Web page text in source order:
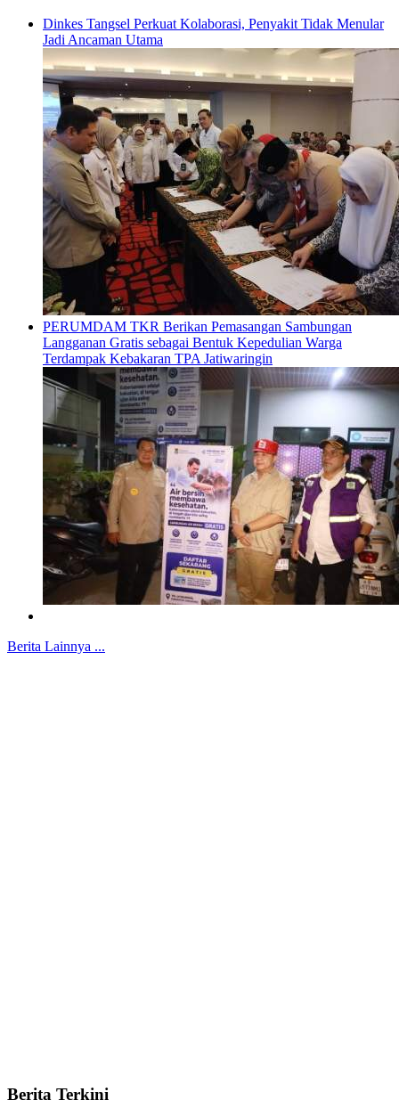
Dinkes Tangsel Perkuat Kolaborasi, Penyakit Tidak Menular
Jadi Ancaman Utama
PERUMDAM TKR Berikan Pemasangan Sambungan
Langganan Gratis sebagai Bentuk Kepedulian Warga
Terdampak Kebakaran TPA Jatiwaringin
Berita Lainnya ...
Berita Terkini